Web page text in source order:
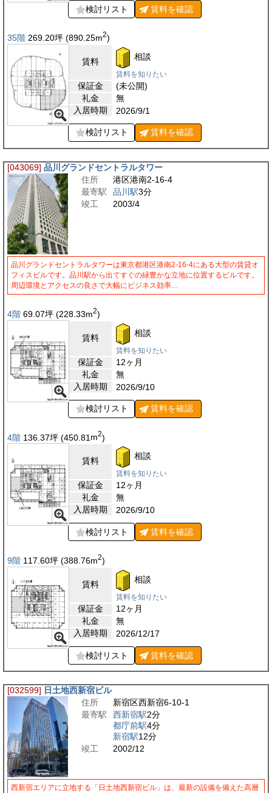
検討リスト 賃料を確認
35階 269.20坪 (890.25m2)
賃料 相談
賃料を知りたい
保証金
(未公開)
礼金
無
入居時期
2026/9/1
検討リスト 賃料を確認
[043069] 品川グランドセントラルタワー
住所
港区港南2-16-4
最寄駅
品川駅3分
竣工
2003/4
品川グランドセントラルタワーは東京都港区港南2-16-4にある大型の賃貸オ
フィスビルです。品川駅から出てすぐの緑豊かな立地に位置するビルです。
周辺環境とアクセスの良さで大幅にビジネス効率…
4階 69.07坪 (228.33m2)
賃料 相談
賃料を知りたい
保証金
12ヶ月
礼金
無
入居時期
2026/9/10
検討リスト 賃料を確認
4階 136.37坪 (450.81 m2)
賃料 相談
賃料を知りたい
保証金
12ヶ月
礼金
無
入居時期
2026/9/10
検討リスト 賃料を確認
9階 117.60坪 (388.76m2)
賃料 相談
賃料を知りたい
保証金
12ヶ月
礼金
無
入居時期
2026/12/17
検討リスト 賃料を確認
[032599] 日土地西新宿ビル
住所
新宿区西新宿6-10-1
最寄駅
西新宿駅2分
都庁前駅4分
新宿駅12分
竣工
2002/12
西新宿エリアに立地する「日土地西新宿ビル」は、最新の設備を備えた高層